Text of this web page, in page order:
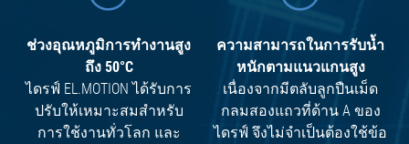
ช่วงอุณหภูมิการทำงานสูง
ถึง 50°C
ไดรฟ์ EL.MOTION ได้รับการ
ปรับให้เหมาะสมสำหรับ
การใช้งานทั่วโลก และ
ความสามารถในการรับน้ำ
หนักตามแนวแกนสูง
เนื่องจากมีตลับลูกปืนเม็ด
กลมสองแถวที่ด้าน A ของ
ไดรฟ์ จึงไม่จำเป็นต้องใช้ข้อ